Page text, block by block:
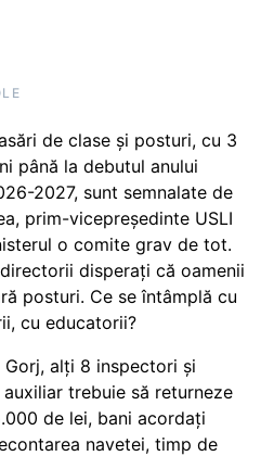
de clase și posturi, cu 3
până la debutul anului
2027, sunt semnalate de
prim-vicepreședinte USLI
o comite grav de tot.
disperați că oamenii
posturi. Ce se întâmplă cu
cu educatorii?
Gorj, alți 8 inspectori și
auxiliar trebuie să returneze
de lei, bani acordați
navetei, timp de